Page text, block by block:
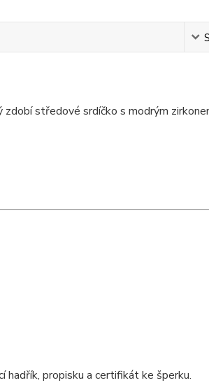
středové srdíčko s modrým
hadřík, propisku a certifikát ke šperku.